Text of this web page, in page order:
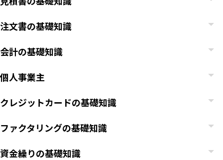
注文書の基礎知識
会計の基礎知識
個人事業主
クレジットカードの基礎知識
ファクタリングの基礎知識
資金繰りの基礎知識